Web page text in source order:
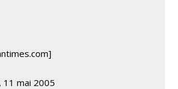
11 mai 2005